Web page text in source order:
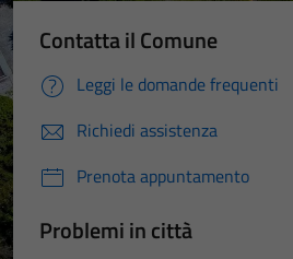
Contatta il Comune
Leggi le domande frequenti
Richiedi assistenza
Prenota appuntamento
Problemi in città